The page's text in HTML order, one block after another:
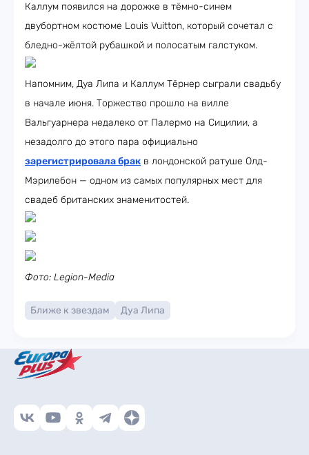
Каллум появился на дорожке в тёмно-синем
двубортном костюме Louis Vuitton, который сочетал с
бледно-жёлтой рубашкой и полосатым галстуком.
Напомним, Дуа Липа и Каллум Тёрнер сыграли свадьбу
в начале июня. Торжество прошло на вилле
Вальгуарнера недалеко от Палермо на Сицилии, а
незадолго до этого пара официально
зарегистрировала брак в лондонской ратуше Олд-
Мэрилебон — одном из самых популярных мест для
свадеб британских знаменитостей.
Фото: Legion-Media
Ближе к звездам Дуа Липа